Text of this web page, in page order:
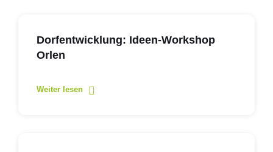
Dorfentwicklung: Ideen-Workshop
Orlen
Weiter lesen